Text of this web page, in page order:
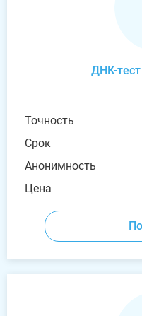
ДНК-
Точность
Срок
Анонимность
Цена